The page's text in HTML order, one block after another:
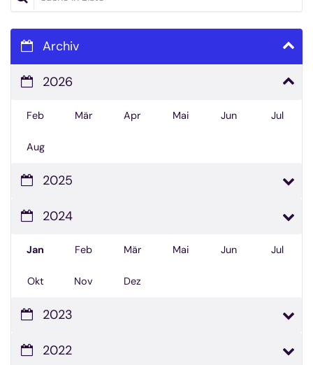
Archiv
2026
Feb Mär Apr Mai Jun Jul
Aug
2025
2024
Jan Feb Mär Mai Jun Jul
Okt Nov Dez
2023
2022